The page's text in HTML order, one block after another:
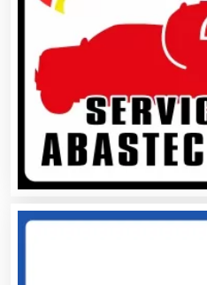
Aseguradoras
Asesores Técnicos
Asesoría Fiscal